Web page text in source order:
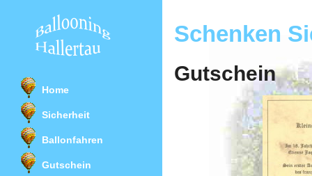
Home
Sicherheit
Ballonfahren
Gutschein
Schenken
Gutschein